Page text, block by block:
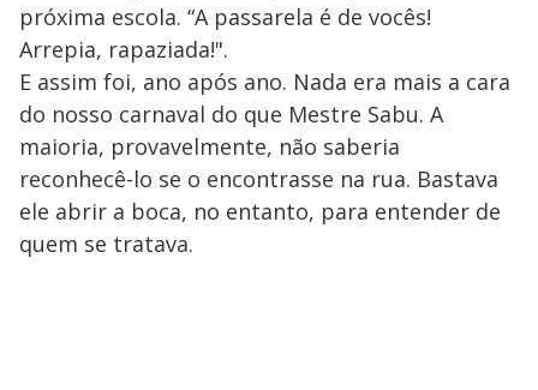
próxima escola. “A passarela é de vocês!
Arrepia, rapaziada!".
E assim foi, ano após ano. Nada era mais a cara
do nosso carnaval do que Mestre Sabu. A
maioria, provavelmente, não saberia
reconhecê-lo se o encontrasse na rua. Bastava
ele abrir a boca, no entanto, para entender de
quem se tratava.